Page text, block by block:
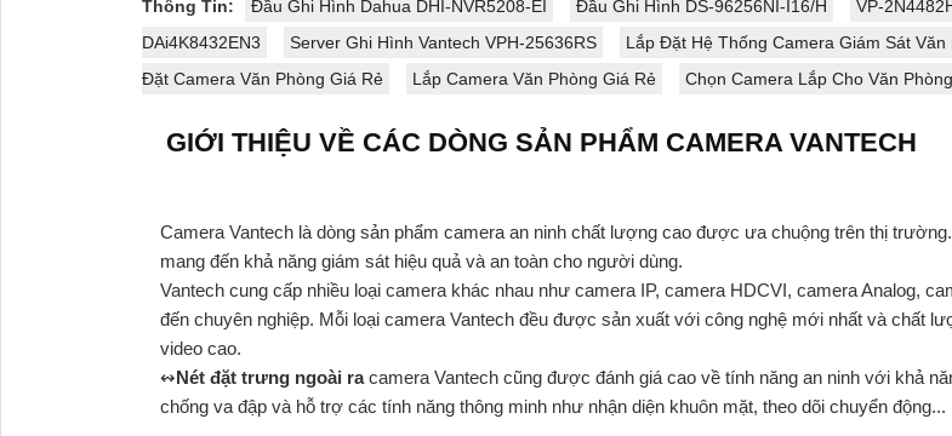
Thông Tin:
Đầu Ghi Hình Dahua DHI-NVR5208-EI Đầu Ghi Hình DS-96256NI-I16/H VP-
DAi4K8432EN3
Server Ghi Hình Vantech VPH-25636RS Lắp Đặt Hệ Thống Camera Giám Sát Văn
Đặt Camera Văn Phòng Giá Rẻ
Lắp Camera Văn Phòng Giá Rẻ Chọn Camera Lắp Cho Văn
GIỚI THIỆU VỀ CÁC DÒNG SẢN PHẨM CAMERA VANTECH
Camera Vantech là dòng sản phẩm camera an ninh chất lượng cao được ưa chuộng trên thị
mang đến khả năng giám sát hiệu quả và an toàn cho người dùng.
Vantech cung cấp nhiều loại camera khác nhau như camera IP, camera HDCVI, camera Analog,
đến chuyên nghiệp. Mỗi loại camera Vantech đều được sản xuất với công nghệ mới nhất và chất
video cao.
↭Nét đặt trưng ngoài racamera Vantech cũng được đánh giá cao về tính năng an ninh với khả
chống va đập và hỗ trợ các tính năng thông minh như nhận diện khuôn mặt, theo dõi chuyển động...